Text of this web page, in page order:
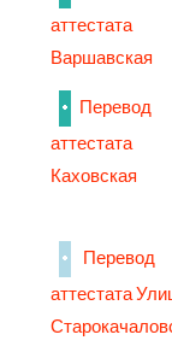
аттестата
Варшавская
Перевод
аттестата
Каховская
Перевод
аттестата